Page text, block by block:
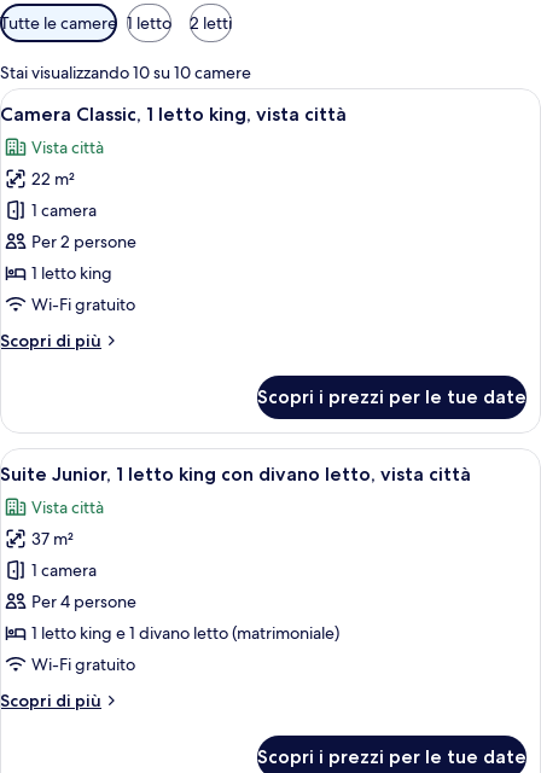
Filtri
disponibili
per
le
camere
Tutte le camere 1 letto 2 letti
Stai visualizzando 10 su 10 camere
Apri
tutte
le
foto
per
Camera
Classic,
1
king,
Una camera d'albergo con un letto,
6
Camera Classic, 1 letto king, vista città
Vista città
22 m²
1 camera
Per 2 persone
1 letto king
Wi-Fi gratuito
Scopri di più
Altri
Classic,
letto
vista
città
Scopri i prezzi per le tue date
Apri
tutte
le
foto
per
Suite
Junior,
1
king
Una moderna camera d'albergo con
6
Suite Junior, 1 letto king con divano letto, vista città
Vista città
37 m²
1 camera
Per 4 persone
1 letto king e 1 divano letto (matrimoniale)
Wi-Fi gratuito
Scopri di più
Altri
Scopri i prezzi per le tue date